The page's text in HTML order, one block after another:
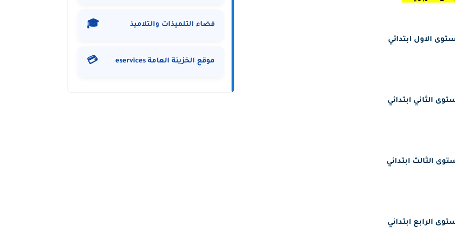
الاول ابتدائي
الثاني ابتدائي
الثالث ابتدائي
الرابع ابتدائي
فضاء التلميذات والتلاميذ 🎓
موقع الخزينة العامة eservices 💳